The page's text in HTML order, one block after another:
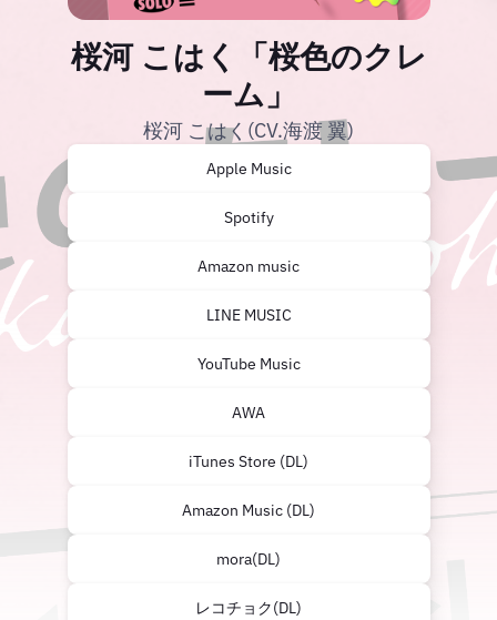
桜河 こはく「桜色のクレ
ーム」
桜河 こはく(CV.海渡 翼)
Apple Music
Spotify
Amazon music
LINE MUSIC
YouTube Music
AWA
iTunes Store (DL)
Amazon Music (DL)
mora(DL)
レコチョク(DL)